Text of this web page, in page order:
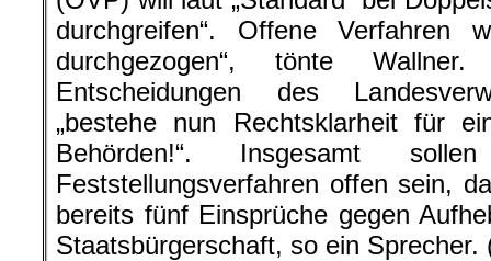
durchgreifen“. Offene Verfahren
durchgezogen“, tönte
Entscheidungen des
„bestehe nun Rechtsklarheit für
Behörden!“. Insgesamt
Feststellungsverfahren offen sein,
bereits fünf Einsprüche gegen
Staatsbürgerschaft, so ein Sprecher.